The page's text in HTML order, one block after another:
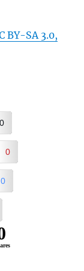
BY-SA 3.0,
0
0
0